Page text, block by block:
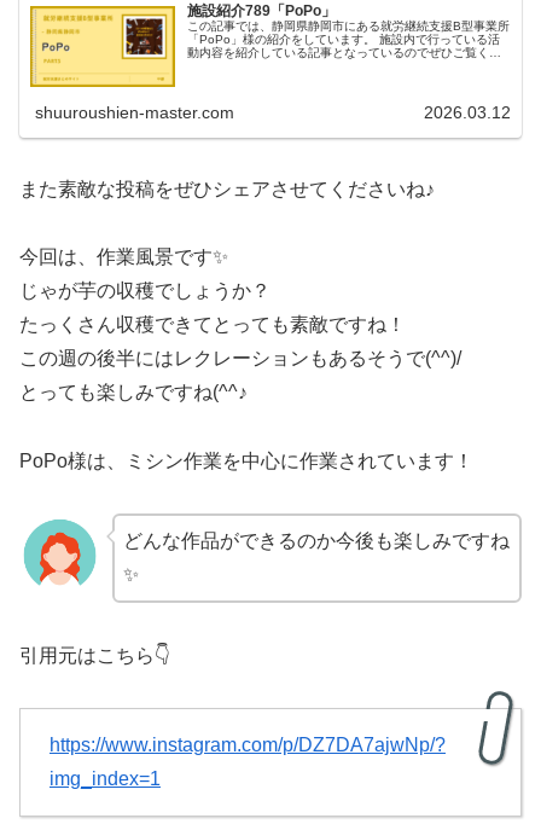
施設紹介789「PoPo」
この記事では、静岡県静岡市にある就労継続支援B型事業所
「PoPo」様の紹介をしています。 施設内で行っている活
動内容を紹介している記事となっているのでぜひご覧くだ
shuuroushien-master.com 2026.03.12
また素敵な投稿をぜひシェアさせてくださいね♪
今回は、作業風景です✨
じゃが芋の収穫でしょうか？
たっくさん収穫できてとっても素敵ですね！
この週の後半にはレクレーションもあるそうで(^^)/
とっても楽しみですね(^^♪
PoPo様は、ミシン作業を中心に作業されています！
どんな作品ができるのか今後も楽しみですね
✨
引用元はこちら👇
https://www.instagram.com/p/DZ7DA7ajwNp/?
img_index=1